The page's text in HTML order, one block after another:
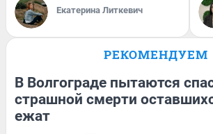
Екатерина Литкевич
РЕКОМЕНДУЕМ
В Волгограде пытаются
страшной смерти
ежат